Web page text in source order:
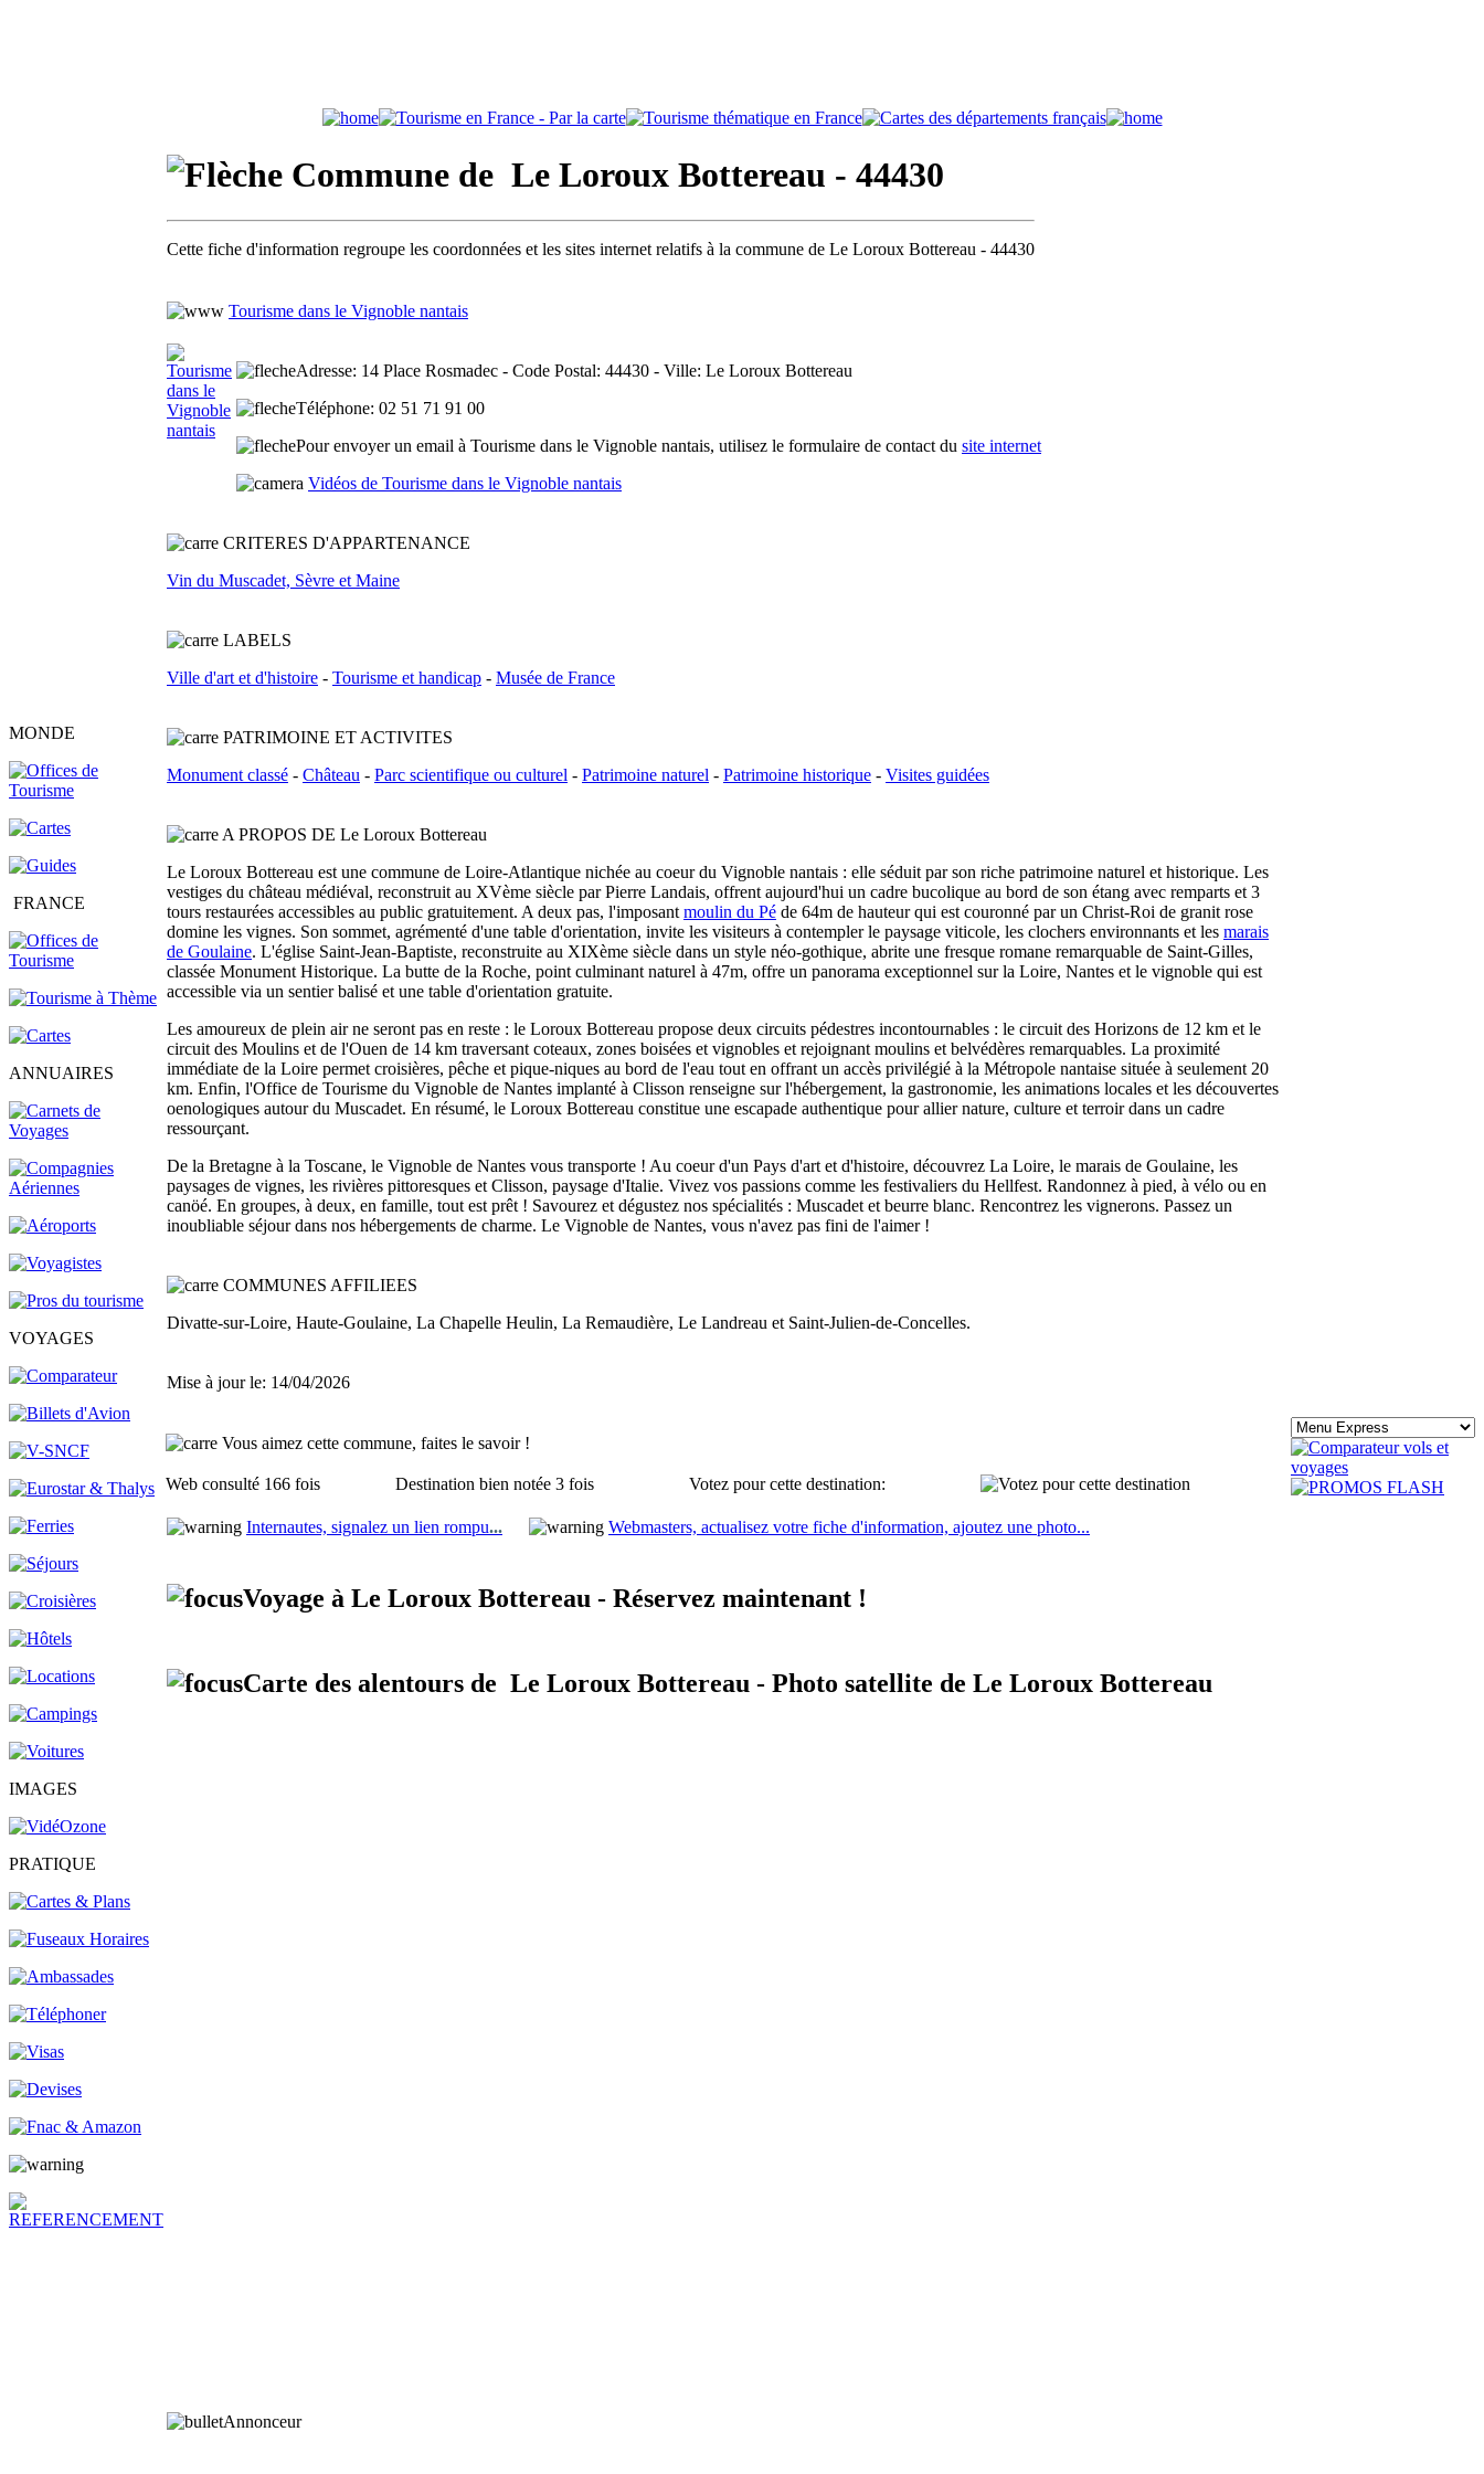
MONDE
FRANCE
ANNUAIRES
VOYAGES
IMAGES
PRATIQUE
Commune de Le Loroux Bottereau - 44430
Cette fiche d'information regroupe les coordonnées et les sites internet relatifs à la commune de Le Loroux Bottereau - 44430
Tourisme dans le Vignoble nantais
Adresse: 14 Place Rosmadec - Code Postal: 44430 - Ville: Le Loroux Bottereau
Téléphone: 02 51 71 91 00
Pour envoyer un email à Tourisme dans le Vignoble nantais, utilisez le formulaire de contact du site internet
Vidéos de Tourisme dans le Vignoble nantais
CRITERES D'APPARTENANCE
Vin du Muscadet, Sèvre et Maine
LABELS
Ville d'art et d'histoire - Tourisme et handicap - Musée de France
PATRIMOINE ET ACTIVITES
Monument classé - Château - Parc scientifique ou culturel - Patrimoine naturel - Patrimoine historique - Visites guidées
A PROPOS DE Le Loroux Bottereau
Le Loroux Bottereau est une commune de Loire-Atlantique nichée au coeur du Vignoble nantais : elle séduit par son riche patrimoine naturel et historique. Les
vestiges du château médiéval, reconstruit au XVème siècle par Pierre Landais, offrent aujourd'hui un cadre bucolique au bord de son étang avec remparts et 3
tours restaurées accessibles au public gratuitement. A deux pas, l'imposant moulin du Pé de 64m de hauteur qui est couronné par un Christ-Roi de granit rose
domine les vignes. Son sommet, agrémenté d'une table d'orientation, invite les visiteurs à contempler le paysage viticole, les clochers environnants et les marais
de Goulaine. L'église Saint-Jean-Baptiste, reconstruite au XIXème siècle dans un style néo-gothique, abrite une fresque romane remarquable de Saint-Gilles,
classée Monument Historique. La butte de la Roche, point culminant naturel à 47m, offre un panorama exceptionnel sur la Loire, Nantes et le vignoble qui est
accessible via un sentier balisé et une table d'orientation gratuite.
Les amoureux de plein air ne seront pas en reste : le Loroux Bottereau propose deux circuits pédestres incontournables : le circuit des Horizons de 12 km et le
circuit des Moulins et de l'Ouen de 14 km traversant coteaux, zones boisées et vignobles et rejoignant moulins et belvédères remarquables. La proximité
immédiate de la Loire permet croisières, pêche et pique-niques au bord de l'eau tout en offrant un accès privilégié à la Métropole nantaise située à seulement 20
km. Enfin, l'Office de Tourisme du Vignoble de Nantes implanté à Clisson renseigne sur l'hébergement, la gastronomie, les animations locales et les découvertes
oenologiques autour du Muscadet. En résumé, le Loroux Bottereau constitue une escapade authentique pour allier nature, culture et terroir dans un cadre
ressourçant.
De la Bretagne à la Toscane, le Vignoble de Nantes vous transporte ! Au coeur d'un Pays d'art et d'histoire, découvrez La Loire, le marais de Goulaine, les
paysages de vignes, les rivières pittoresques et Clisson, paysage d'Italie. Vivez vos passions comme les festivaliers du Hellfest. Randonnez à pied, à vélo ou en
canöé. En groupes, à deux, en famille, tout est prêt ! Savourez et dégustez nos spécialités : Muscadet et beurre blanc. Rencontrez les vignerons. Passez un
inoubliable séjour dans nos hébergements de charme. Le Vignoble de Nantes, vous n'avez pas fini de l'aimer !
COMMUNES AFFILIEES
Divatte-sur-Loire, Haute-Goulaine, La Chapelle Heulin, La Remaudière, Le Landreau et Saint-Julien-de-Concelles.
Mise à jour le: 14/04/2026
Vous aimez cette commune, faites le savoir !
Web consulté 166 fois Destination bien notée 3 fois Votez pour cette destination:
Internautes, signalez un lien rompu... Webmasters, actualisez votre fiche d'information, ajoutez une photo...
Voyage à Le Loroux Bottereau - Réservez maintenant !
Carte des alentours de Le Loroux Bottereau - Photo satellite de Le Loroux Bottereau
Annonceur